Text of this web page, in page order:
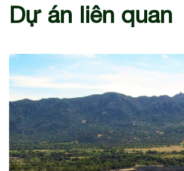
Dự án liên quan